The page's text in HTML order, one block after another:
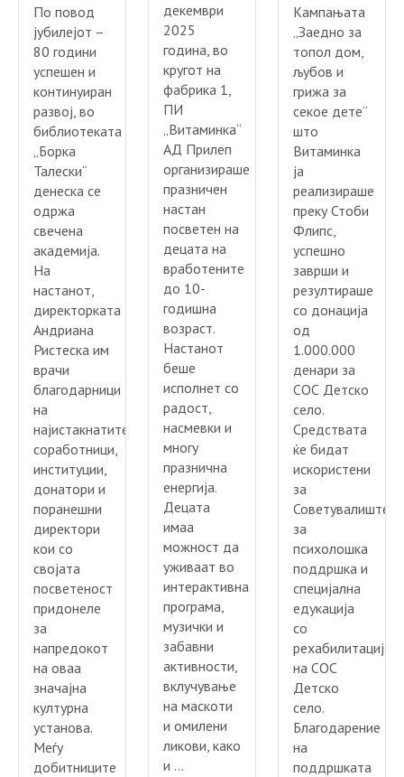
По повод
јубилејот –
80 години
успешен и
континуиран
развој, во
библиотеката
„Борка
Талески“
денеска се
одржа
свечена
академија.
На
настанот,
директорката
Андриана
Ристеска им
врачи
благодарници
на
најистакнатите
соработници,
институции,
донатори и
поранешни
директори
кои со
својата
посветеност
придонеле
за
напредокот
на оваа
значајна
културна
установа.
Меѓу
добитниците
декември
2025
година, во
кругот на
фабрика 1,
ПИ
„Витаминка“
АД Прилеп
организираше
празничен
настан
посветен на
децата на
вработените
до 10-
годишна
возраст.
Настанот
беше
исполнет со
радост,
насмевки и
многу
празнична
енергија.
Децата
имаа
можност да
уживаат во
интерактивна
програма,
музички и
забавни
активности,
вклучување
на маскоти
и омилени
ликови, како
и …
Кампањата
„Заедно за
топол дом,
љубов и
грижа за
секое дете“
што
Витаминка
ја
реализираше
преку Стоби
Флипс,
успешно
заврши и
резултираше
со донација
од
1.000.000
денари за
СОС Детско
село.
Средствата
ќе бидат
искористени
за
Советувалиште
за
психолошка
поддршка и
специјална
едукација
со
рехабилитација
на СОС
Детско
село.
Благодарение
на
поддршката